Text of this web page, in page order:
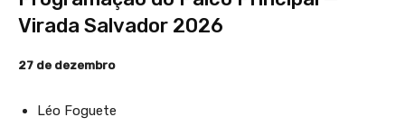
Virada Salvador 2026
27 de dezembro
Léo Foguete